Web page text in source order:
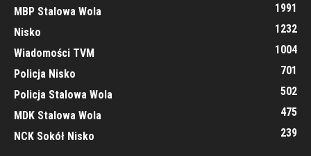
MBP Stalowa Wola
1991
Nisko
1232
Wiadomości TVM
1004
Policja Nisko
701
Policja Stalowa Wola
502
MDK Stalowa Wola
475
NCK Sokół Nisko
239